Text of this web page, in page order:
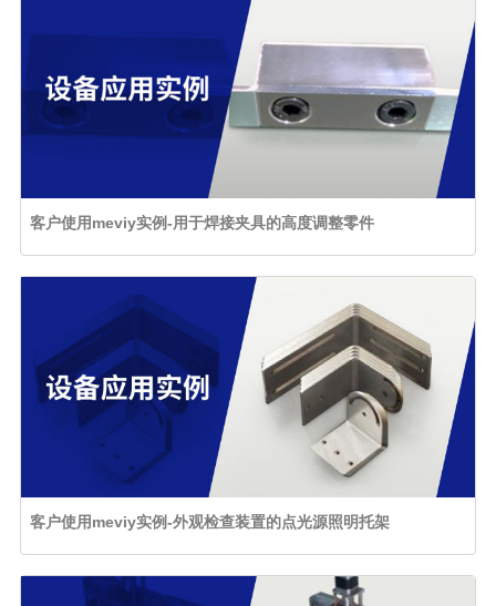
客户使用meviy实例-用于焊接夹具的高度调整零件
客户使用meviy实例-外观检查装置的点光源照明托架